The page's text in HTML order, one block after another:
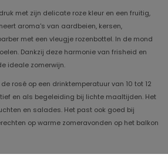
met zijn delicate roze kleur en een fruitig,
aroma's van aardbeien, kersen,
met een vleugje rozenbottel. In de mond
Dankzij deze harmonie van frisheid en
ideale zomerwijn.
rosé op een drinktemperatuur van 10 tot 12
en als begeleiding bij lichte maaltijden. Het
en salades. Het past ook goed bij
op warme zomeravonden op het balkon